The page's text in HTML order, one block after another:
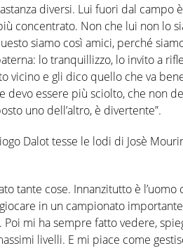
diversi. Lui fuori dal
concentrato. Non che lui non lo
siamo così amici, perché
lo tranquillizzo, lo invito a
vicino e gli dico quello che va
devo essere più sciolto, che non
uno dell’altro, è divertente”.
Dalot tesse le lodi di Josè
tante cose. Innanzitutto è
in un campionato
Poi mi ha sempre fatto vedere,
livelli. E mi piace come